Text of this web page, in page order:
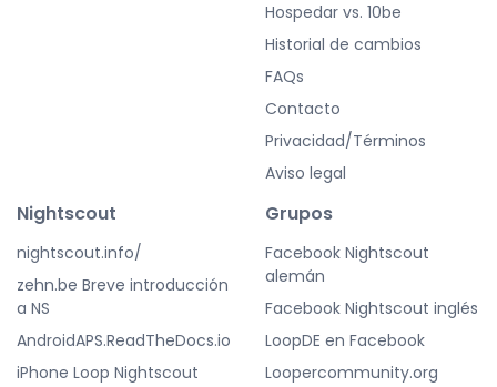
Hospedar vs. 10be
Historial de cambios
FAQs
Contacto
Privacidad/Términos
Aviso legal
Nightscout
nightscout.info/
zehn.be Breve introducción
a NS
AndroidAPS.ReadTheDocs.io
iPhone Loop Nightscout
Grupos
Facebook Nightscout
alemán
Facebook Nightscout inglés
LoopDE en Facebook
Loopercommunity.org